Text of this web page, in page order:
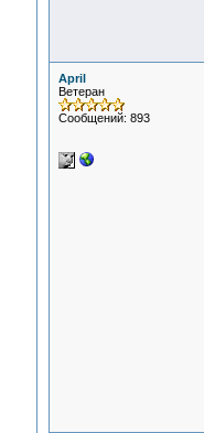
April
Ветеран
Сообщений: 893